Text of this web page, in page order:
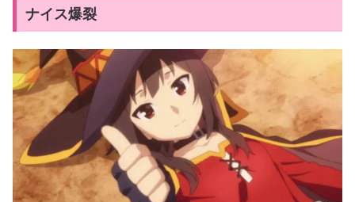
ナイス爆裂